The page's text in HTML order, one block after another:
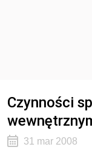
Czynności
31 mar 2008